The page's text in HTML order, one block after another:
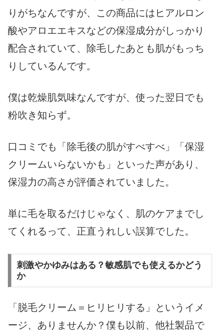
りがちなんですが、この商品にはヒアルロン
酸やアロエエキスなどの保湿成分がしっかり
配合されていて、除毛したあとも肌がもっち
りしているんです。
僕は乾燥肌気味なんですが、使った翌日でも
粉吹き知らず。
口コミでも「除毛後の肌がすべすべ」「保湿
クリームいらないかも」といった声があり、
保湿力の高さが評価されていました。
単に毛を取るだけじゃなく、肌のケアまでし
てくれるって、正直うれしい誤算でした。
刺激やかゆみはある？敏感肌でも使えるかどう
か
「脱毛クリーム＝ヒリヒリする」というイメ
ージ、ありませんか？僕も以前、他社製品で